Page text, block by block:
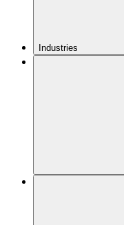
Industries